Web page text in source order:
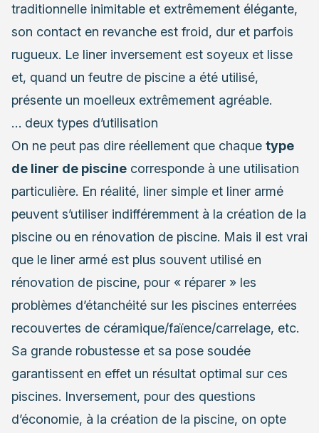
traditionnelle inimitable et extrêmement élégante,
son contact en revanche est froid, dur et parfois
rugueux. Le liner inversement est soyeux et lisse
et, quand un feutre de piscine a été utilisé,
présente un moelleux extrêmement agréable.
… deux types d’utilisation
On ne peut pas dire réellement que chaque type
de liner de piscine corresponde à une utilisation
particulière. En réalité, liner simple et liner armé
peuvent s’utiliser indifféremment à la création de la
piscine ou en rénovation de piscine. Mais il est vrai
que le liner armé est plus souvent utilisé en
rénovation de piscine, pour « réparer » les
problèmes d’étanchéité sur les piscines enterrées
recouvertes de céramique/faïence/carrelage, etc.
Sa grande robustesse et sa pose soudée
garantissent en effet un résultat optimal sur ces
piscines. Inversement, pour des questions
d’économie, à la création de la piscine, on opte